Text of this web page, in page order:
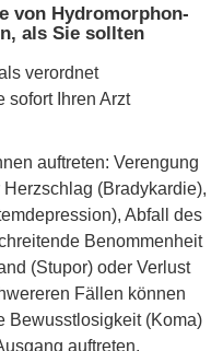
von Hydromorphon-
als Sie sollten
verordnet
sofort Ihren Arzt
auftreten: Verengung
(Bradykardie),
Abfall des
Benommenheit
(Stupor) oder Verlust
Fällen können
Bewusstlosigkeit (Koma)
auftreten.